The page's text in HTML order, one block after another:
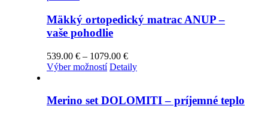
Mäkký ortopedický matrac ANUP –
vaše pohodlie
539.00 € – 1079.00 €Price
range:
1079.00 €
Výber možností Tento
viacero
Detaily
Merino set DOLOMITI – príjemné teplo